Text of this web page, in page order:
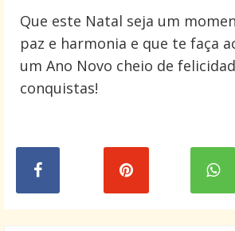
Que este Natal seja um
paz e harmonia e que te faça
um Ano Novo cheio de
conquistas!